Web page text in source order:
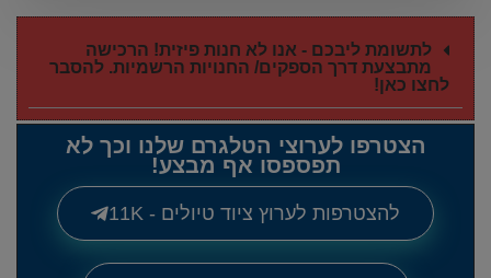
לתשומת ליבכם - אנו לא חנות פיזית! הרכישה
מתבצעת דרך הספקים/ החנויות הרשמיות. להסבר
לחצו כאן!
הצטרפו לערוצי הטלגרם שלנו וכך לא
תפספסו אף מבצע!
להצטרפות לערוץ ציוד טיולים - 11K